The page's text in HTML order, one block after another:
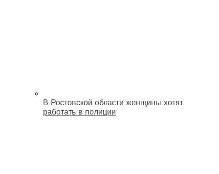
В Ростовской области женщины хотят
работать в полиции